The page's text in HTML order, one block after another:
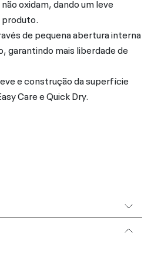
de pequena abertura interna
garantindo mais liberdade de
e construção da superfície
Care e Quick Dry.